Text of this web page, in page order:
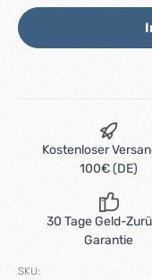
Kostenloser
100€ (DE)
30 Tage Geld-
Garantie
SKU: